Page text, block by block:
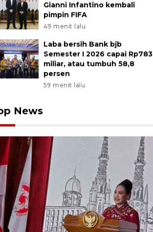
Gianni Infantino kembali
pimpin FIFA
49 menit lalu
Laba bersih Bank bjb
Semester I 2026 capai Rp783
miliar, atau tumbuh 58,8
persen
59 menit lalu
News